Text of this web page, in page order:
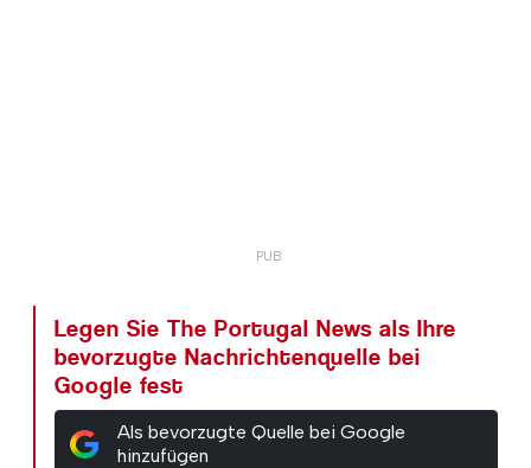
Legen Sie The Portugal News als Ihre
bevorzugte Nachrichtenquelle bei
Google fest
Als bevorzugte Quelle bei Google
hinzufügen